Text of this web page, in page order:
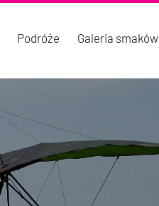
Podróże Galeria smaków